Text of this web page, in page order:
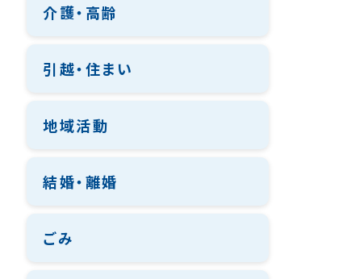
介護・高齢
引越・住まい
地域活動
結婚・離婚
ごみ